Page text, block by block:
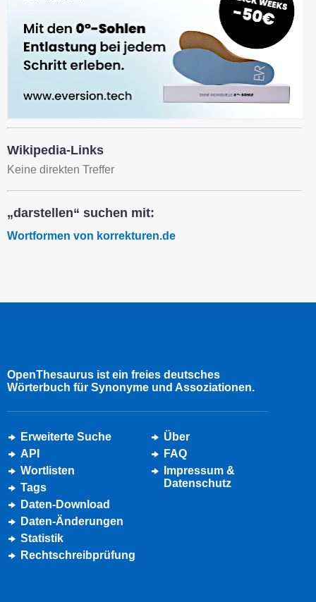
Wikipedia-Links
Keine direkten Treffer
„darstellen“ suchen mit:
Wortformen von korrekturen.de
OpenThesaurus ist ein freies deutsches
Wörterbuch für Synonyme und Assoziationen.
Erweiterte Suche
API
Wortlisten
Tags
Daten-Download
Daten-Änderungen
Statistik
Rechtschreibprüfung
Über
FAQ
Impressum &
Datenschutz